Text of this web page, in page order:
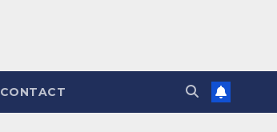
CONTACT